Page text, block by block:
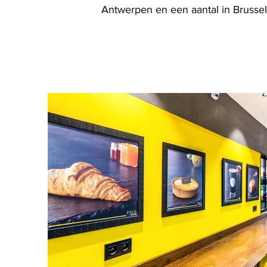
Antwerpen en een aantal in